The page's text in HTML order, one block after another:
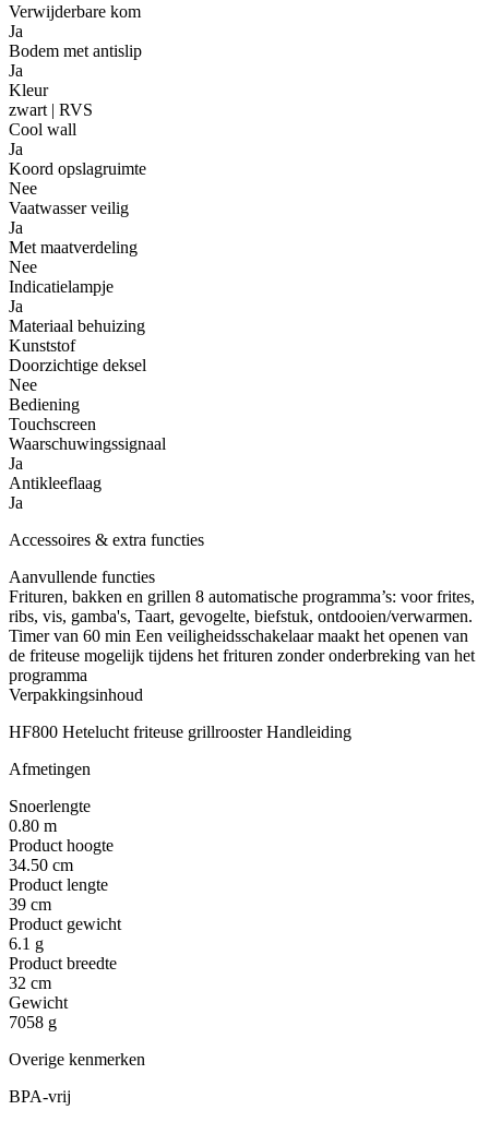
Verwijderbare kom
Ja
Bodem met antislip
Ja
Kleur
zwart | RVS
Cool wall
Ja
Koord opslagruimte
Nee
Vaatwasser veilig
Ja
Met maatverdeling
Nee
Indicatielampje
Ja
Materiaal behuizing
Kunststof
Doorzichtige deksel
Nee
Bediening
Touchscreen
Waarschuwingssignaal
Ja
Antikleeflaag
Ja
Accessoires & extra functies
Aanvullende functies
Frituren, bakken en grillen 8 automatische programma’s: voor frites,
ribs, vis, gamba's, Taart, gevogelte, biefstuk, ontdooien/verwarmen.
Timer van 60 min Een veiligheidsschakelaar maakt het openen van
de friteuse mogelijk tijdens het frituren zonder onderbreking van het
programma
Verpakkingsinhoud
HF800 Hetelucht friteuse grillrooster Handleiding
Afmetingen
Snoerlengte
0.80 m
Product hoogte
34.50 cm
Product lengte
39 cm
Product gewicht
6.1 g
Product breedte
32 cm
Gewicht
7058 g
Overige kenmerken
BPA-vrij